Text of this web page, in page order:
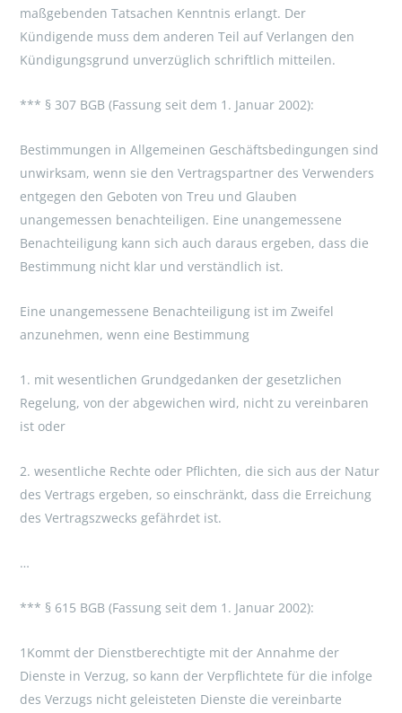
maßgebenden Tatsachen Kenntnis erlangt. Der
Kündigende muss dem anderen Teil auf Verlangen den
Kündigungsgrund unverzüglich schriftlich mitteilen.
*** § 307 BGB (Fassung seit dem 1. Januar 2002):
Bestimmungen in Allgemeinen Geschäftsbedingungen sind
unwirksam, wenn sie den Vertragspartner des Verwenders
entgegen den Geboten von Treu und Glauben
unangemessen benachteiligen. Eine unangemessene
Benachteiligung kann sich auch daraus ergeben, dass die
Bestimmung nicht klar und verständlich ist.
Eine unangemessene Benachteiligung ist im Zweifel
anzunehmen, wenn eine Bestimmung
1. mit wesentlichen Grundgedanken der gesetzlichen
Regelung, von der abgewichen wird, nicht zu vereinbaren
ist oder
2. wesentliche Rechte oder Pflichten, die sich aus der Natur
des Vertrags ergeben, so einschränkt, dass die Erreichung
des Vertragszwecks gefährdet ist.
…
*** § 615 BGB (Fassung seit dem 1. Januar 2002):
1Kommt der Dienstberechtigte mit der Annahme der
Dienste in Verzug, so kann der Verpflichtete für die infolge
des Verzugs nicht geleisteten Dienste die vereinbarte